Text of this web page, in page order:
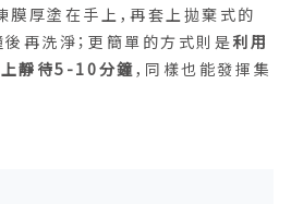
膜厚塗在手上，再套上拋棄式的
再洗淨；更簡單的方式則是利用
靜待5-10分鐘，同樣也能發揮集